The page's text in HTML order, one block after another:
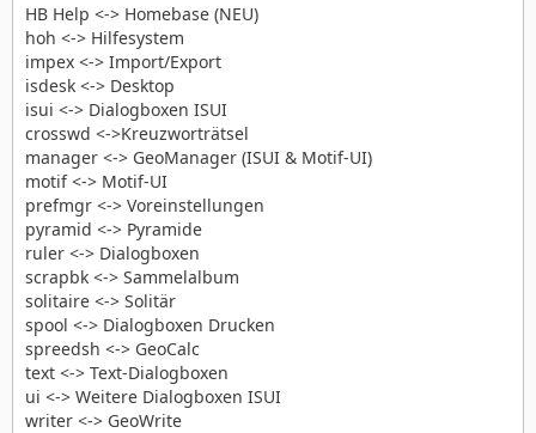
HB Help <-> Homebase (NEU)
hoh <-> Hilfesystem
impex <-> Import/Export
isdesk <-> Desktop
isui <-> Dialogboxen ISUI
crosswd <->Kreuzworträtsel
manager <-> GeoManager (ISUI & Motif-UI)
motif <-> Motif-UI
prefmgr <-> Voreinstellungen
pyramid <-> Pyramide
ruler <-> Dialogboxen
scrapbk <-> Sammelalbum
solitaire <-> Solitär
spool <-> Dialogboxen Drucken
spreedsh <-> GeoCalc
text <-> Text-Dialogboxen
ui <-> Weitere Dialogboxen ISUI
writer <-> GeoWrite